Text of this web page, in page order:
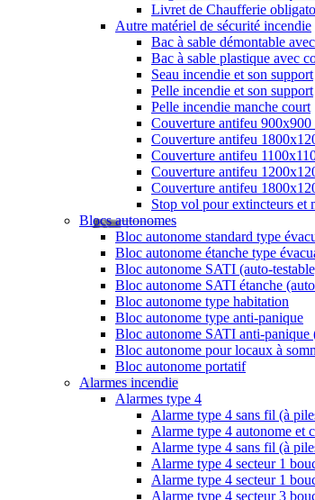
Livret de Chaufferie
Autre matériel de sécurité incendie
Bac à sable démontable
Bac à sable plastique avec
Seau incendie et son support
Pelle incendie et son support
Pelle incendie manche court
Couverture antifeu 900x900
Couverture antifeu
Couverture antifeu
Couverture antifeu
Couverture antifeu
Stop vol pour extincteurs et
Blocs autonomes
Bloc autonome standard type
Bloc autonome étanche type
Bloc autonome SATI (auto-
Bloc autonome SATI étanche
Bloc autonome type habitation
Bloc autonome type anti-panique
Bloc autonome SATI anti-panique
Bloc autonome pour locaux à
Bloc autonome portatif
Alarmes incendie
Alarmes type 4
Alarme type 4 sans fil (à
Alarme type 4 autonome et
Alarme type 4 sans fil (à
Alarme type 4 secteur 1
Alarme type 4 secteur 1
Alarme type 4 secteur 3